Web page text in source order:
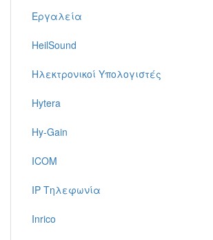
Εργαλεία
HeilSound
Ηλεκτρονικοί Υπολογιστές
Hytera
Hy-Gain
ICOM
IP Τηλεφωνία
Inrico